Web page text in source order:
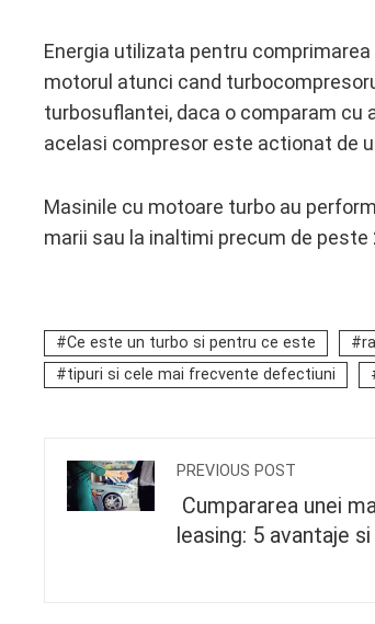
Energia utilizata pentru
motorul atunci cand
turbosuflantei, daca o comparam
acelasi compresor este actionat de
Masinile cu motoare turbo au
marii sau la inaltimi precum de
Ce este un turbo si pentru ce este
tipuri si cele mai frecvente defectiuni
PREVIOUS POST
Cumpararea unei
leasing: 5 avantaje